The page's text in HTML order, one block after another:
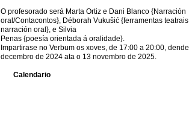
O profesorado será Marta Ortiz e Dani Blanco {Narración
oral/Contacontos}, Déborah Vukušić {ferramentas
narración oral}, e Silvia
Penas {poesía orientada á oralidade}.
Impartirase no Verbum os xoves, de 17:00 a 20:00,
decembro de 2024 ata o 13 novembro de 2025.
Calendario